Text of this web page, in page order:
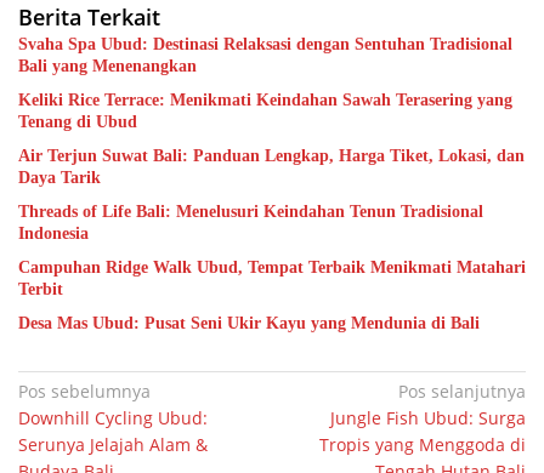
Berita Terkait
Svaha Spa Ubud: Destinasi Relaksasi dengan Sentuhan Tradisional
Bali yang Menenangkan
Keliki Rice Terrace: Menikmati Keindahan Sawah Terasering yang
Tenang di Ubud
Air Terjun Suwat Bali: Panduan Lengkap, Harga Tiket, Lokasi, dan
Daya Tarik
Threads of Life Bali: Menelusuri Keindahan Tenun Tradisional
Indonesia
Campuhan Ridge Walk Ubud, Tempat Terbaik Menikmati Matahari
Terbit
Desa Mas Ubud: Pusat Seni Ukir Kayu yang Mendunia di Bali
Navigasi
pos
Pos sebelumnya
Downhill Cycling Ubud:
Serunya Jelajah Alam &
Pos selanjutnya
Jungle Fish Ubud: Surga
Tropis yang Menggoda di